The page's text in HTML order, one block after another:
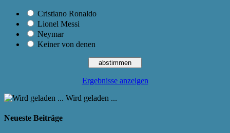
Cristiano Ronaldo
Lionel Messi
Neymar
Keiner von denen
Ergebnisse anzeigen
Wird geladen ...
Neueste Beiträge